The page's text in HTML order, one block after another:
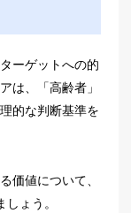
ーゲットへの的
は、「高齢者」
的な判断基準を
価値について、
ょう。